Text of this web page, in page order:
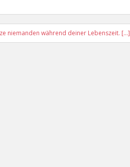
niemanden während deiner Lebenszeit. […]